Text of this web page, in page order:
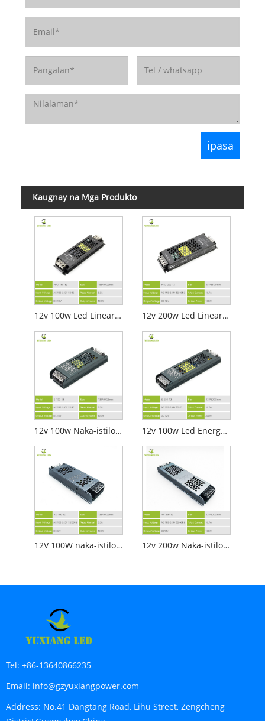
Kaugnay na Mga Produkto
12v 100w Led Linear Lighting Power Supply 12v 200w Led Linear Lighting Power Supply
12v 100w Naka-istilong Led Linear Lighting Power Supply 12v 100w Led Energy-Saving Linear Lighting Power Supply
12V 100W naka-istilong linear lighting power supply 12v 200w Naka-istilong Led Linear Lighting Power Supply
Tel: +86-13640866235
Email: info@gzyuxiangpower.com
Address: No.41 Dangtang Road, Lihu Street, Zengcheng